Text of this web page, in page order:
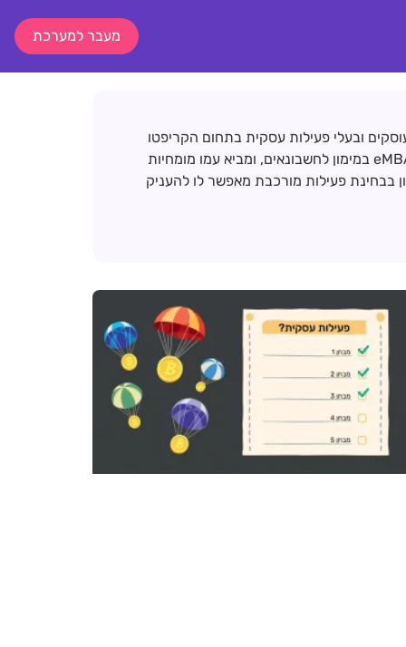
מעבר למערכת
ובעלי פעילות עסקית בתחום הקריפטו
במגוון תהליכי מיסוי, דיווח והתנהלות פיננסית. הוא בעל תארים בחשבונאות, כלכלה ו-eMBA במימון לחשבונאים, ומביא עמו מומחיות
בבחינת פעילות מורכבת מאפשר לו להעניק